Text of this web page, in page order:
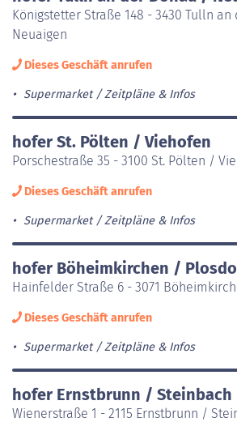
Königstetter Straße 148 - 3430 Tulln
Neuaigen
Dieses Geschäft anrufen
Supermarket Zeitpläne & Infos
hofer St. Pölten / Viehofen
Porschestraße 35 - 3100 St. Pölten /
Dieses Geschäft anrufen
Supermarket Zeitpläne & Infos
hofer Böheimkirchen /
Hainfelder Straße 6 - 3071
Dieses Geschäft anrufen
Supermarket Zeitpläne & Infos
hofer Ernstbrunn / Steinbach
Wienerstraße 1 - 2115 Ernstbrunn /